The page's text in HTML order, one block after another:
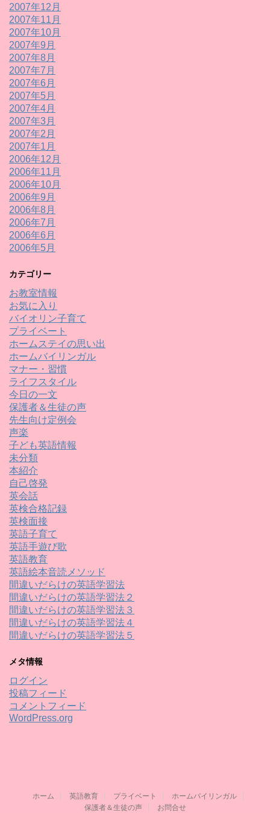
2007年12月
2007年11月
2007年10月
2007年9月
2007年8月
2007年7月
2007年6月
2007年5月
2007年4月
2007年3月
2007年2月
2007年1月
2006年12月
2006年11月
2006年10月
2006年9月
2006年8月
2006年7月
2006年6月
2006年5月
カテゴリー
お教室情報
お気に入り
バイオリン子育て
プライベート
ホームステイの思い出
ホームバイリンガル
マナー・習慣
ライフスタイル
今日の一文
保護者＆生徒の声
先生向け定例会
声楽
子ども英語情報
未分類
本紹介
自己啓発
英会話
英検合格記録
英検面接
英語子育て
英語手遊び歌
英語教育
英語絵本音読メソッド
間違いだらけの英語学習法
間違いだらけの英語学習法２
間違いだらけの英語学習法３
間違いだらけの英語学習法４
間違いだらけの英語学習法５
メタ情報
ログイン
投稿フィード
コメントフィード
WordPress.org
ホーム 英語教育 プライベート
ホームバイリンガル
保護者＆生徒の声
お問合せ